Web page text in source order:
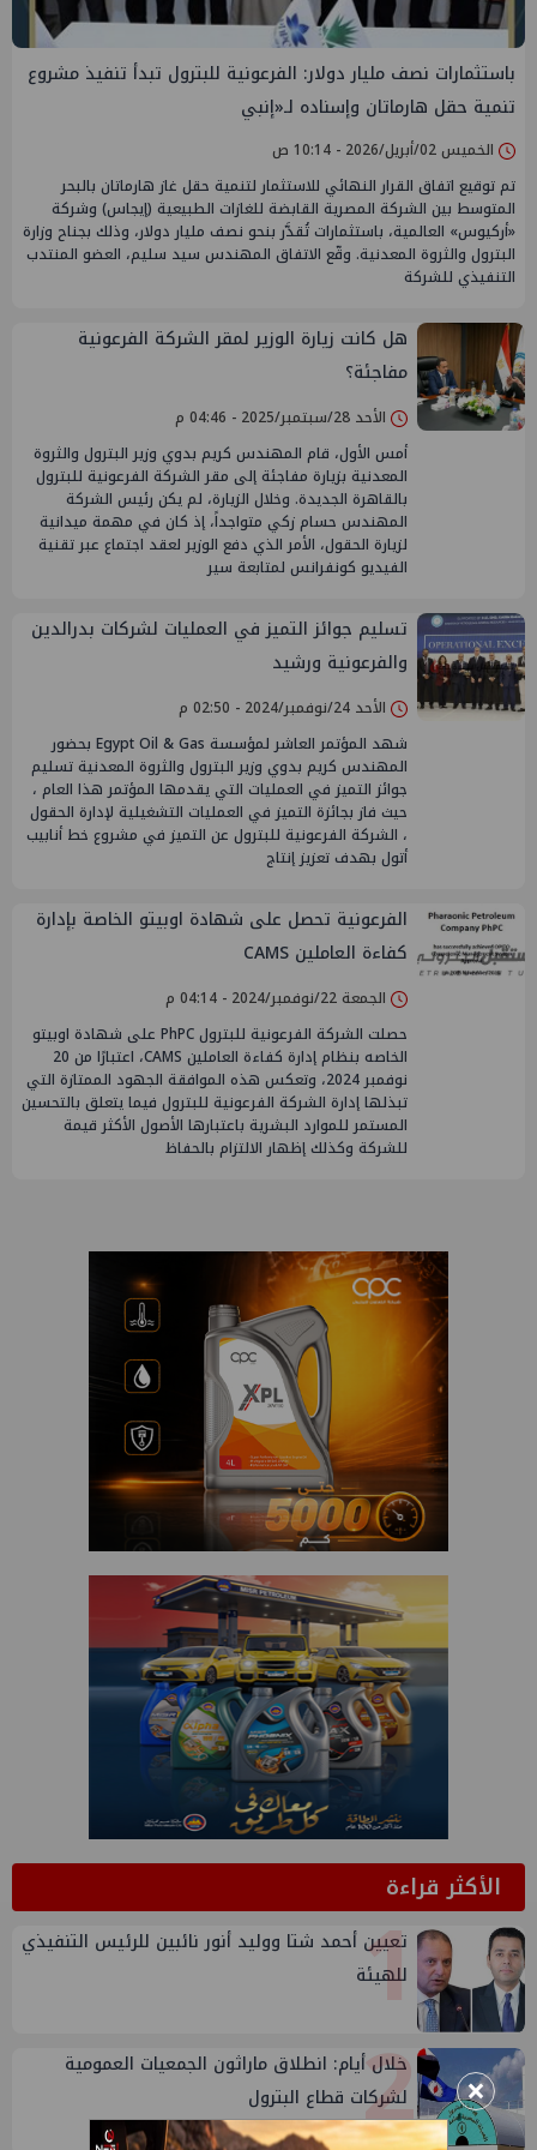
باستثمارات نصف مليار دولار: الفرعونية للبترول تبدأ تنفيذ مشروع
تنمية حقل هارماتان وإسناده لـ«إنبي
الخميس 02/أبريل/2026 - 10:14 ص
تم توقيع اتفاق القرار النهائي للاستثمار لتنمية حقل غاز هارماتان بالبحر
المتوسط بين الشركة المصرية القابضة للغازات الطبيعية (إيجاس) وشركة
«أركيوس» العالمية، باستثمارات تُقدَّر بنحو نصف مليار دولار، وذلك بجناح وزارة
البترول والثروة المعدنية. وقّع الاتفاق المهندس سيد سليم، العضو المنتدب
التنفيذي للشركة
هل كانت زيارة الوزير لمقر الشركة الفرعونية
مفاجئة؟
الأحد 28/سبتمبر/2025 - 04:46 م
أمس الأول، قام المهندس كريم بدوي وزير البترول والثروة
المعدنية بزيارة مفاجئة إلى مقر الشركة الفرعونية للبترول
بالقاهرة الجديدة. وخلال الزيارة، لم يكن رئيس الشركة
المهندس حسام زكي متواجداً، إذ كان في مهمة ميدانية
لزيارة الحقول، الأمر الذي دفع الوزير لعقد اجتماع عبر تقنية
الفيديو كونفرانس لمتابعة سير
تسليم جوائز التميز في العمليات لشركات بدرالدين
والفرعونية ورشيد
الأحد 24/نوفمبر/2024 - 02:50 م
شهد المؤتمر العاشر لمؤسسة Egypt Oil & Gas بحضور
المهندس كريم بدوي وزير البترول والثروة المعدنية تسليم
جوائز التميز في العمليات التي يقدمها المؤتمر هذا العام ،
حيث فاز بجائزة التميز في العمليات التشغيلية لإدارة الحقول
، الشركة الفرعونية للبترول عن التميز في مشروع خط أنابيب
أتول بهدف تعزيز إنتاج
الفرعونية تحصل على شهادة اوبيتو الخاصة بإدارة
كفاءة العاملين CAMS
الجمعة 22/نوفمبر/2024 - 04:14 م
حصلت الشركة الفرعونية للبترول PhPC على شهادة اوبيتو
الخاصه بنظام إدارة كفاءة العاملين CAMS، اعتبارًا من 20
نوفمبر 2024، وتعكس هذه الموافقة الجهود الممتازة التي
تبذلها إدارة الشركة الفرعونية للبترول فيما يتعلق بالتحسين
المستمر للموارد البشرية باعتبارها الأصول الأكثر قيمة
للشركة وكذلك إظهار الالتزام بالحفاظ
الأكثر قراءة1
تعيين أحمد شتا ووليد أنور نائبين للرئيس التنفيذي
للهيئة
2
خلال أيام: انطلاق ماراثون الجمعيات العمومية
لشركات قطاع البترول
×